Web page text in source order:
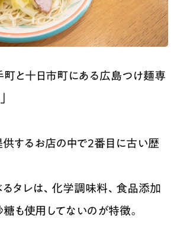
と十日市町にある広島つけ麺専
するお店の中で2番目に古い歴
タレは、化学調味料、食品添加
も使用してないのが特徴。